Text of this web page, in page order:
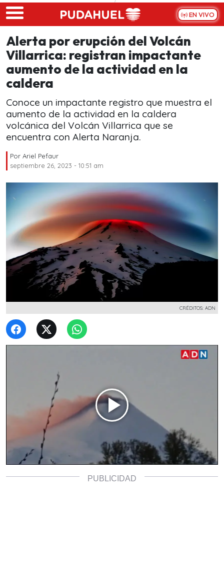
Skip to main content
EN VIVO
Alerta por erupción del Volcán
Villarrica: registran impactante
aumento de la actividad en la
caldera
Conoce un impactante registro que muestra el
aumento de la actividad en la caldera
volcánica del Volcán Villarrica que se
encuentra con Alerta Naranja.
Por Ariel Pefaur
septiembre 26, 2023 - 10:51 am
CRÉDITOS: ADN